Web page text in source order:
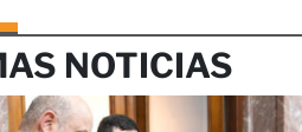
NOTICIAS